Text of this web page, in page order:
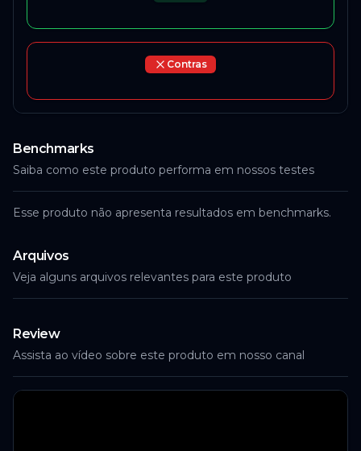
Contras
Benchmarks
Saiba como este produto performa em nossos testes
Esse produto não apresenta resultados em benchmarks.
Arquivos
Veja alguns arquivos relevantes para este produto
Review
Assista ao vídeo sobre este produto em nosso canal